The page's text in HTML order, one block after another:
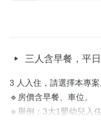
鞋、刮鬍刀等)，提供
🔹太空艙房型，恕不提
🔹小木屋房型為寵物友
🔹小木屋房型會依不同
三人含早餐，平
3 人入住，請選擇本專案
🔹房價含早餐、車位。
🔹舉例：3大1嬰幼兒入
本專案。7歲以上兒童